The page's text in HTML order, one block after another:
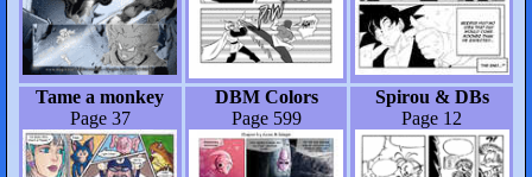
Tame a monkey
Page 37
DBM Colors
Page 599
Spirou & DBs
Page 12